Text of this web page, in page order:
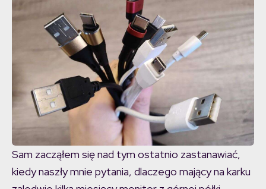
Sam zacząłem się nad tym ostatnio zastanawiać,
kiedy naszły mnie pytania, dlaczego mający na karku